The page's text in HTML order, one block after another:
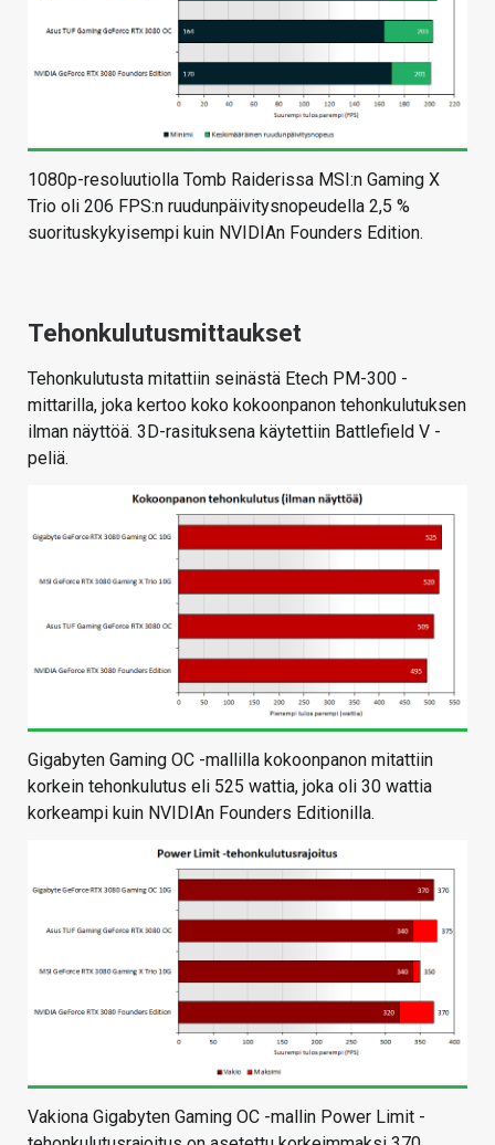
1080p-resoluutiolla Tomb Raiderissa MSI:n Gaming X
Trio oli 206 FPS:n ruudunpäivitysnopeudella 2,5 %
suorituskykyisempi kuin NVIDIAn Founders Edition.
Tehonkulutusmittaukset
Tehonkulutusta mitattiin seinästä Etech PM-300 -
mittarilla, joka kertoo koko kokoonpanon tehonkulutuksen
ilman näyttöä. 3D-rasituksena käytettiin Battlefield V -
peliä.
Gigabyten Gaming OC -mallilla kokoonpanon mitattiin
korkein tehonkulutus eli 525 wattia, joka oli 30 wattia
korkeampi kuin NVIDIAn Founders Editionilla.
Vakiona Gigabyten Gaming OC -mallin Power Limit -